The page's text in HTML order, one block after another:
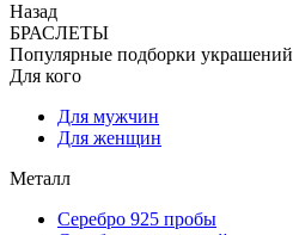
Назад
БРАСЛЕТЫ
Популярные подборки украшений
Для кого
Для мужчин
Для женщин
Металл
Серебро 925 пробы